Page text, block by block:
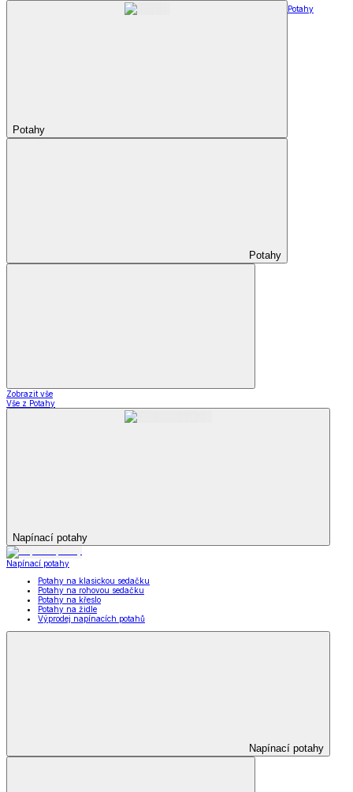
Potahy
Potahy
Potahy
Zobrazit vše
Vše z Potahy
Napínací potahy
Napínací potahy
Potahy na klasickou sedačku
Potahy na rohovou sedačku
Potahy na křeslo
Potahy na židle
Výprodej napínacích potahů
Napínací potahy